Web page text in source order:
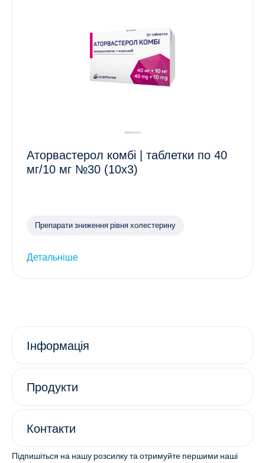
Аторвастерол комбі | таблетки по 40
мг/10 мг №30 (10х3)
Препарати зниження рівня холестерину
Детальніше
Інформація
Продукти
Контакти
Підпишіться на нашу розсилку та отримуйте першими наші